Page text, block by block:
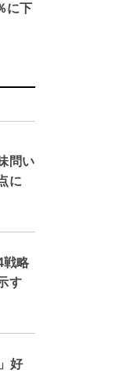
に下
問い
に
戦略
す
好